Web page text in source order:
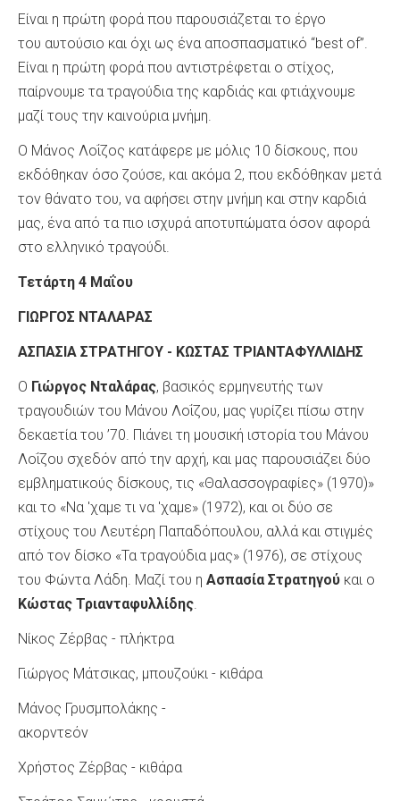
Είναι η πρώτη φορά που παρουσιάζεται το έργο
του αυτούσιο και όχι ως ένα αποσπασματικό “best of”.
Είναι η πρώτη φορά που αντιστρέφεται ο στίχος,
παίρνουμε τα τραγούδια της καρδιάς και φτιάχνουμε
μαζί τους την καινούρια μνήμη.
Ο Μάνος Λοΐζος κατάφερε με μόλις 10 δίσκους, που
εκδόθηκαν όσο ζούσε, και ακόμα 2, που εκδόθηκαν μετά
τον θάνατο του, να αφήσει στην μνήμη και στην καρδιά
μας, ένα από τα πιο ισχυρά αποτυπώματα όσον αφορά
στο ελληνικό τραγούδι.
Τετάρτη 4 Μαΐου
ΓΙΩΡΓΟΣ ΝΤΑΛΑΡΑΣ
ΑΣΠΑΣΙΑ ΣΤΡΑΤΗΓΟΥ - ΚΩΣΤΑΣ ΤΡΙΑΝΤΑΦΥΛΛΙΔΗΣ
Ο Γιώργος Νταλάρας, βασικός ερμηνευτής των
τραγουδιών του Μάνου Λοΐζου, μας γυρίζει πίσω στην
δεκαετία του ’70. Πιάνει τη μουσική ιστορία του Μάνου
Λοΐζου σχεδόν από την αρχή, και μας παρουσιάζει δύο
εμβληματικούς δίσκους, τις «Θαλασσογραφίες» (1970)»
και το «Να 'χαμε τι να 'χαμε» (1972), και οι δύο σε
στίχους του Λευτέρη Παπαδόπουλου, αλλά και στιγμές
από τον δίσκο «Τα τραγούδια μας» (1976), σε στίχους
του Φώντα Λάδη. Μαζί του η Ασπασία Στρατηγού και ο
Κώστας Τριανταφυλλίδης.
Νίκος Ζέρβας - πλήκτρα
Γιώργος Μάτσικας, μπουζούκι - κιθάρα
Μάνος Γρυσμπολάκης -
ακορντεόν
Χρήστος Ζέρβας - κιθάρα